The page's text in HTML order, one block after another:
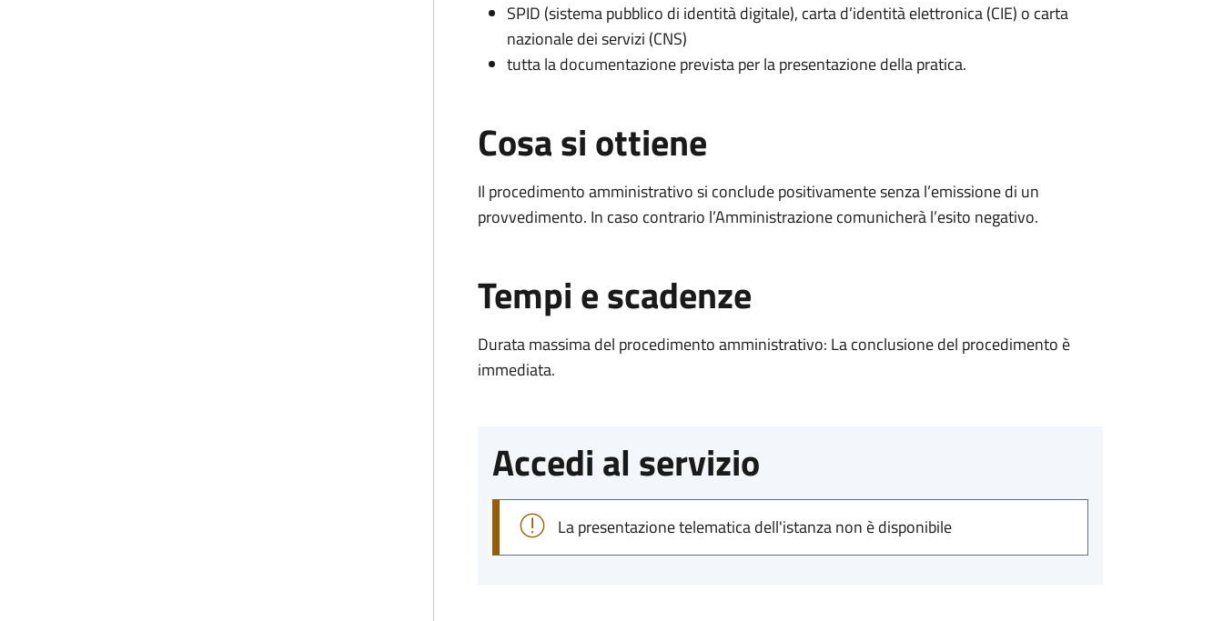
SPID (sistema pubblico di identità digitale), carta d’identità elettronica (CIE) o carta
nazionale dei servizi (CNS)
tutta la documentazione prevista per la presentazione della pratica.
Cosa si ottiene
Il procedimento amministrativo si conclude positivamente senza l’emissione di un
provvedimento. In caso contrario l’Amministrazione comunicherà l’esito negativo.
Tempi e scadenze
Durata massima del procedimento amministrativo: La conclusione del procedimento è
immediata.
Accedi al servizio
La presentazione telematica dell'istanza non è disponibile